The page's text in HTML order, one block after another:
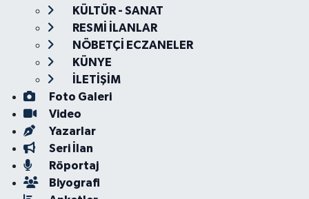
KÜLTÜR - SANAT
RESMİ İLANLAR
NÖBETÇİ ECZANELER
KÜNYE
İLETİŞİM
Foto Galeri
Video
Yazarlar
Seri İlan
Röportaj
Biyografi